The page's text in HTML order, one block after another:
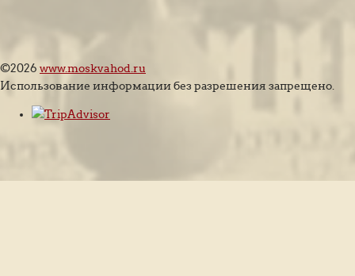
©2026 www.moskvahod.ru
Использование информации без разрешения запрещено.